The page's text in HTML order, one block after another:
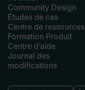
Community Design
Études de cas
Centre de ressources
Formation Produit
Centre d’aide
Journal des
modifications